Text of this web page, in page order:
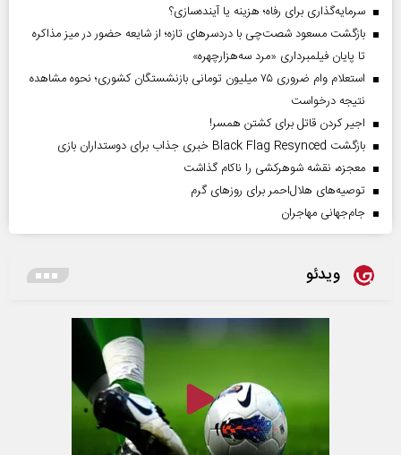
سرمایه‌گذاری برای رفاه؛ هزینه یا آینده‌سازی؟
بازگشت مسعود شصت‌چی با دردسر‌های تازه؛ از شایعه حضور در میز مذاکره
تا پایان فیلمبرداری «مرد سه‌هزارچهره»
استعلام وام ضروری ۷۵ میلیون تومانی بازنشستگان کشوری؛ نحوه مشاهده
نتیجه درخواست
اجیر کردن قاتل برای کشتن همسر!
بازگشت Black Flag Resynced خبری جذاب برای دوستداران بازی
معجزه، نقشه شوهرکشی را ناکام گذاشت
توصیه‌های هلال‌احمر برای روز‌های گرم
جام‌جهانی مهاجران
ویدئو